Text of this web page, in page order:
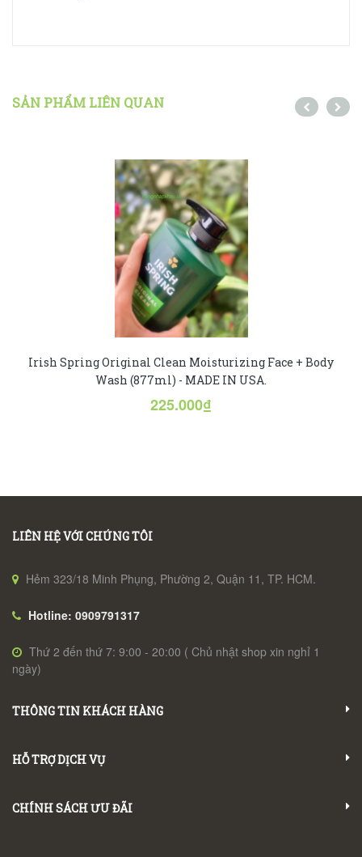
SẢN PHẨM LIÊN QUAN
Irish Spring Original Clean Moisturizing Face + Body
Wash (877ml) - MADE IN USA.
225.000₫
LIÊN HỆ VỚI CHÚNG TÔI
Hẻm 323/18 Minh Phụng, Phường 2, Quận 11, TP. HCM.
Hotline: 0909791317
Thứ 2 đến thứ 7: 9:00 - 20:00 ( Chủ nhật shop xin nghỉ 1
ngày)
THÔNG TIN KHÁCH HÀNG
HỖ TRỢ DỊCH VỤ
CHÍNH SÁCH ƯU ĐÃI